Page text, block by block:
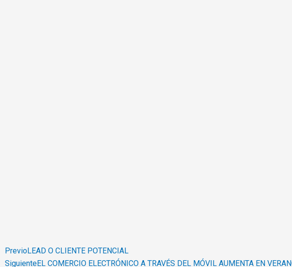
PrevioLEAD O CLIENTE POTENCIAL
SiguienteEL COMERCIO ELECTRÓNICO A TRAVÉS DEL MÓVIL AUMENTA EN